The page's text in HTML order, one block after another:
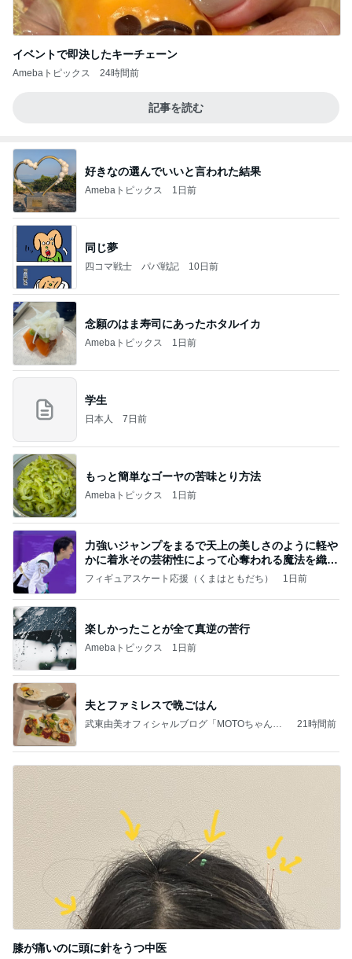
イベントで即決したキーチェーン
Amebaトピックス 24時間前
記事を読む
好きなの選んでいいと言われた結果
Amebaトピックス 1日前
同じ夢
四コマ戦士 パパ戦記 10日前
念願のはま寿司にあったホタルイカ
Amebaトピックス 1日前
学生
日本人 7日前
もっと簡単なゴーヤの苦味とり方法
Amebaトピックス 1日前
力強いジャンプをまるで天上の美しさのように軽や
かに着氷その芸術性によって心奪われる魔法を織り
なす
フィギュアスケート応援（くまはともだち） 1日前
楽しかったことが全て真逆の苦行
Amebaトピックス 1日前
夫とファミレスで晩ごはん
武東由美オフィシャルブログ「MOTOちゃんと
21時間前
膝が痛いのに頭に針をうつ中医